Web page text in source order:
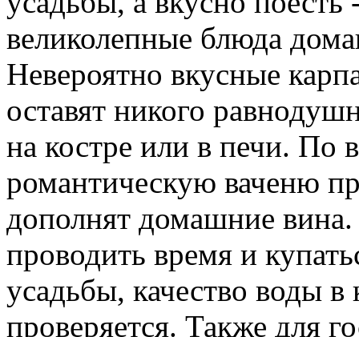
великолепные блюда
Невероятно вкусные
оставят никого
на костре или в печи. По
романтическую ваченю
дополнят домашние
проводить время и
усадьбы, качество воды
проверяется. Также для